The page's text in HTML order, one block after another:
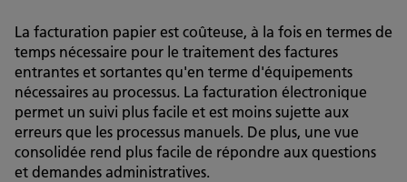
La facturation papier est coûteuse, à la fois en termes de
temps nécessaire pour le traitement des factures
entrantes et sortantes qu'en terme d'équipements
nécessaires au processus. La facturation électronique
permet un suivi plus facile et est moins sujette aux
erreurs que les processus manuels. De plus, une vue
consolidée rend plus facile de répondre aux questions
et demandes administratives.